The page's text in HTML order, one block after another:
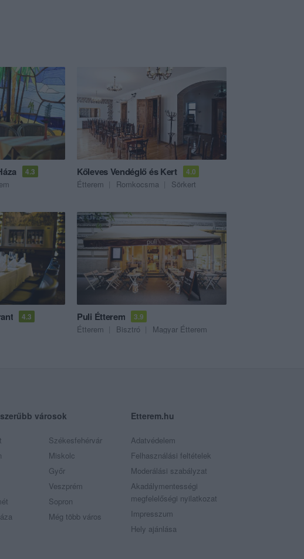
4.3 Kőleves Vendéglő és Kert 4.0
Étterem Romkocsma Sörkert
4.3 Puli Étterem 3.9
Étterem Bisztró Magyar Étterem
városok
Székesfehérvár
Miskolc
Győr
Veszprém
Sopron
Még több város
Etterem.hu
Adatvédelem
Felhasználási feltételek
Moderálási szabályzat
Akadálymentességi
megfelelőségi nyilatkozat
Impresszum
Hely ajánlása